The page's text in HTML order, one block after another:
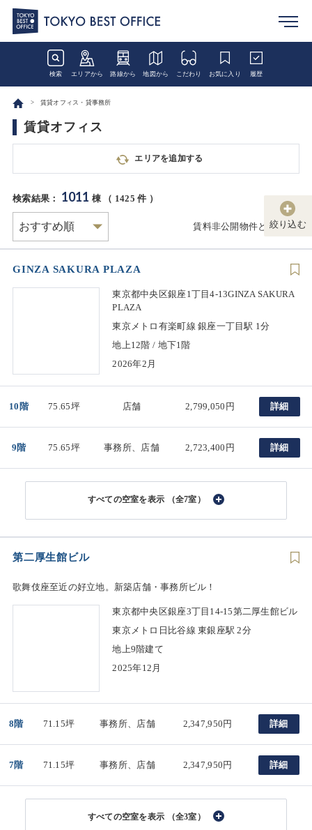
検索 エリアから 路線から 地図から こだわり お気に入り 履歴
賃貸オフィス・貸事務所
賃貸オフィス
エリアを追加する
絞り込む
検索結果： 1011 棟 （ 1425件 ）
賃料非公開物件とは
GINZA SAKURA PLAZA
東京都中央区銀座1丁目4-13GINZA SAKURA
PLAZA
東京メトロ有楽町線 銀座一丁目駅 1分
地上12階 / 地下1階
2026年2月
10階 75.65坪 店舗 2,799,050円 詳細
9階 75.65坪 事務所、店舗 2,723,400円 詳細
（全7室）
第二厚生館ビル
歌舞伎座至近の好立地。新築店舗・事務所ビル！
東京都中央区銀座3丁目14-15第二厚生館ビル
東京メトロ日比谷線 東銀座駅 2分
地上9階建て
2025年12月
8階 71.15坪 事務所、店舗 2,347,950円 詳細
7階 71.15坪 事務所、店舗 2,347,950円 詳細
（全3室）